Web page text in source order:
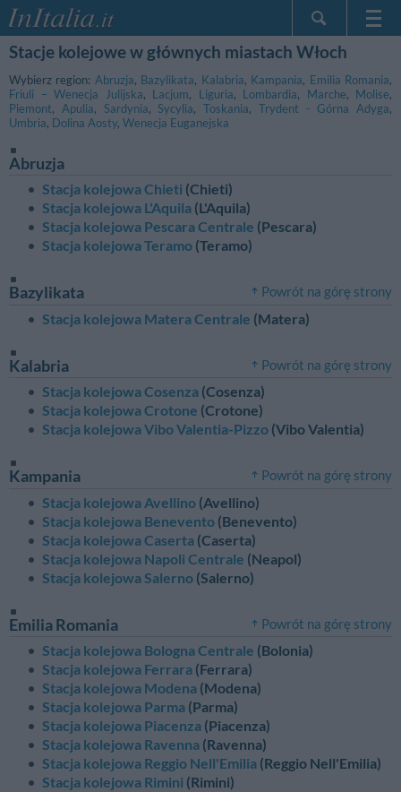
Strona główna
Moje Rezerwacje
InItalia Klub
Stacje kolejowe w głównych miastach Włoch
Wybierz region: Abruzja, Bazylikata, Kalabria, Kampania, Emilia Romania,
Friuli – Wenecja Julijska, Lacjum, Liguria, Lombardia, Marche, Molise,
Piemont, Apulia, Sardynia,Sycylia, Toskania, Trydent - Górna Adyga,
Umbria, Dolina Aosty, Wenecja Euganejska
Abruzja
Stacja kolejowa Chieti (Chieti)
Stacja kolejowa L'Aquila (L'Aquila)
Stacja kolejowa Pescara Centrale (Pescara)
Stacja kolejowa Teramo (Teramo)
Bazylikata Powrót na górę strony
Stacja kolejowa Matera Centrale (Matera)
Kalabria Powrót na górę strony
Stacja kolejowa Cosenza (Cosenza)
Stacja kolejowa Crotone (Crotone)
Stacja kolejowa Vibo Valentia-Pizzo (Vibo Valentia)
Kampania Powrót na górę strony
Stacja kolejowa Avellino (Avellino)
Stacja kolejowa Benevento (Benevento)
Stacja kolejowa Caserta (Caserta)
Stacja kolejowa Napoli Centrale (Neapol)
Stacja kolejowa Salerno (Salerno)
Emilia Romania Powrót na górę strony
Stacja kolejowa Bologna Centrale (Bolonia)
Stacja kolejowa Ferrara (Ferrara)
Stacja kolejowa Modena (Modena)
Stacja kolejowa Parma (Parma)
Stacja kolejowa Piacenza (Piacenza)
Stacja kolejowa Ravenna (Ravenna)
Stacja kolejowa Reggio Nell'Emilia (Reggio Nell'Emilia)
Stacja kolejowa Rimini (Rimini)